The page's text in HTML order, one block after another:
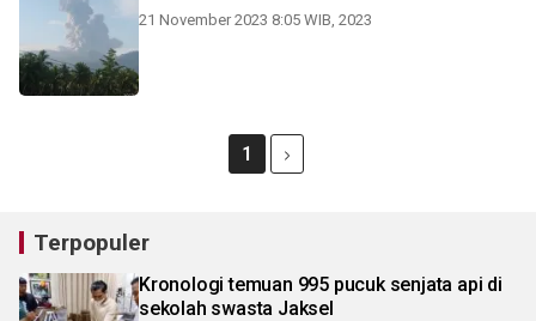
21 November 2023 8:05 WIB, 2023
1
Terpopuler
Kronologi temuan 995 pucuk senjata api di
sekolah swasta Jaksel